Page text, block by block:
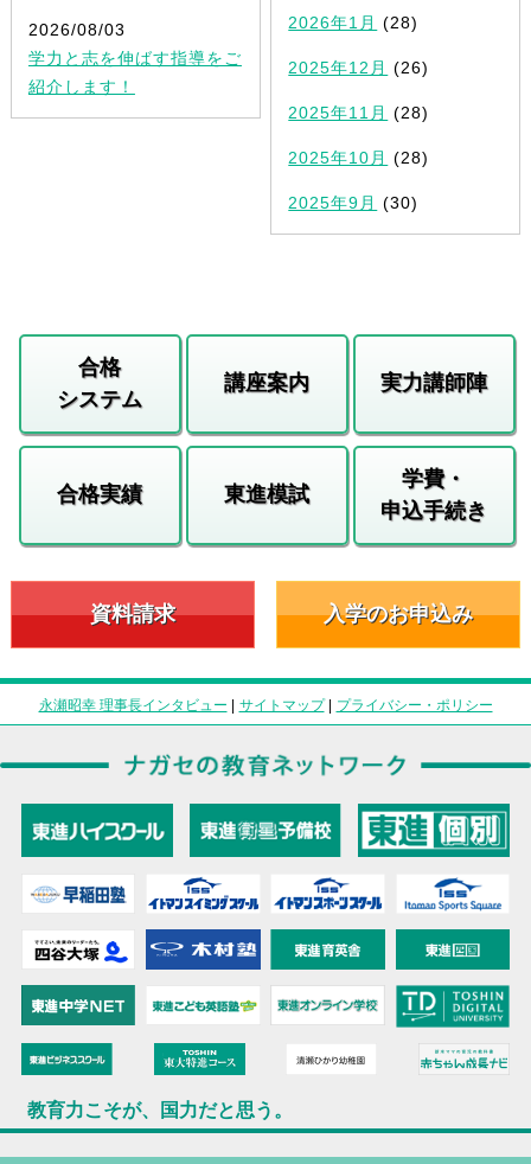
2026/08/03
学力と志を伸ばす指導をご
紹介します！
2026年1月 (28)
2025年12月 (26)
2025年11月 (28)
2025年10月 (28)
2025年9月 (30)
合格
システム
講座案内 実力講師陣
合格実績 東進模試
学費・
申込手続き
資料請求 入学のお申込み
永瀬昭幸 理事長インタビュー | サイトマップ| プライバシー・ポリシー
教育力こそが、国力だと思う。